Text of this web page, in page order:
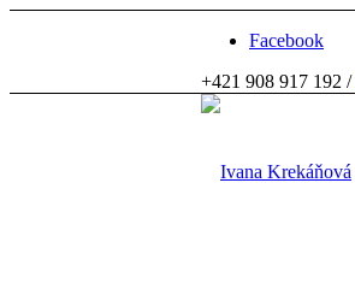
Facebook
+421 908 917 192 /